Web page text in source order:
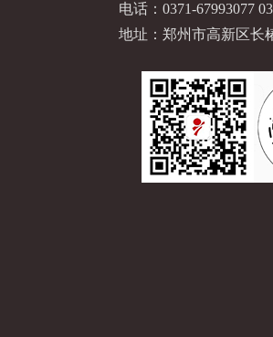
电话： 0371-67993077
地址：郑州市高新区长